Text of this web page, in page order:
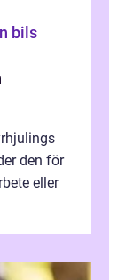
bils
den för
eller